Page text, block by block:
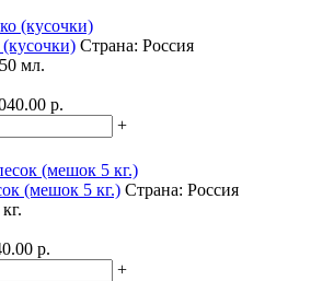
Страна: Россия
мл.
p.
+
(мешок 5 кг.) Страна: Россия
p.
+